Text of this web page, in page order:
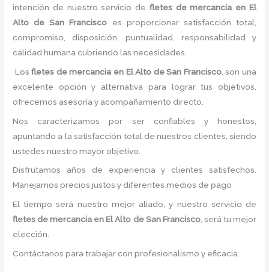
intención de nuestro servicio de fletes de mercancia en El
Alto de San Francisco es proporcionar satisfacción total,
compromiso, disposición, puntualidad, responsabilidad y
calidad humana cubriendo las necesidades.
Losfletes de mercancia en El Alto de San Francisco, son una
excelente opción y alternativa para lograr tus objetivos,
ofrecemos asesoría y acompañamiento directo.
Nos caracterizamos por ser confiables y honestos,
apuntando a la satisfacción total de nuestros clientes, siendo
ustedes nuestro mayor objetivo.
Disfrutamos años de experiencia y clientes satisfechos.
Manejamos precios justos y diferentes medios de pago
El tiempo será nuestro mejor aliado, y nuestro servicio de
fletes de mercancia en El Alto de San Francisco, será tu mejor
elección.
Contáctanos para trabajar con profesionalismo y eficacia.